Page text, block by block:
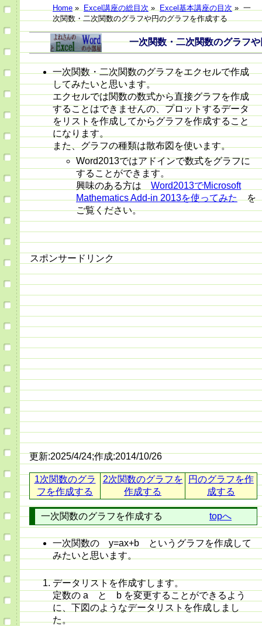
Home» Excel講座の総目次» Excel基本講座の目次» 一
次関数・二次関数のグラフや円のグラフを作成する
一次関数・二次関数のグラフ
一次関数・二次関数のグラフをエクセルで作成
してみたいと思います。
エクセルでは関数の数式から直接グラフを作成
することはできませんの、プロットするデータ
をリストを作成してからグラフを作成すること
になります。
また、グラフの種類は散布図を使います。
Word2013ではアドインで数式をグラフに
することができます。
興味のある方は Word2013でMicrosoft
Mathematics Add-in 2013を使ってみたを
ご覧ください。
スポンサードリンク
更新:2025/4/24;作成:2014/10/26
1次関数のグラ
フを作成する
2次関数のグラフを
作成する
円のグラフを作
成する
一次関数のグラフを作成する topへ
一次関数の y=ax+b というグラフを作成して
みたいと思います。
データリストを作成すします。
定数の a と b を変更することができるよう
に、下図のようなデータリストを作成しまし
た。